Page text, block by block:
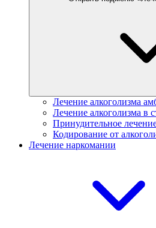
Лечение алкоголизма
Лечение алкоголизма в
Принудительное
Кодирование от
Лечение наркомании